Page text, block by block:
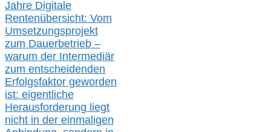
Jahre Digitale
Rentenübersicht: Vom
Umsetzungsprojekt
zum Dauerbetrieb –
warum der Intermediär
zum entscheidenden
Erfolgsfaktor geworden
ist: eigentliche
Herausforderung liegt
nicht in der einmaligen